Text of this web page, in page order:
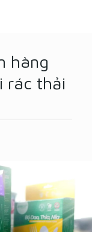
hàng
rác thải